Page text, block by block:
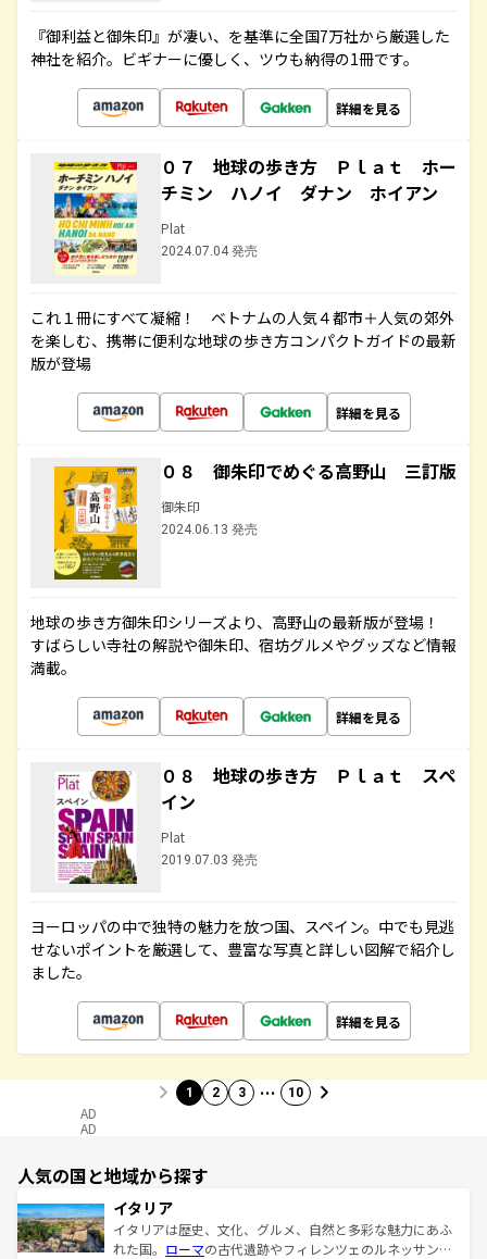
『御利益と御朱印』が凄い、を基準に全国7万社から厳選した
神社を紹介。ビギナーに優しく、ツウも納得の1冊です。
詳細を見る
０７ 地球の歩き方 Ｐｌａｔ ホー
チミン ハノイ ダナン ホイアン
Plat
2024.07.04 発売
これ１冊にすべて凝縮！ ベトナムの人気４都市＋人気の郊外
を楽しむ、携帯に便利な地球の歩き方コンパクトガイドの最新
版が登場
詳細を見る
０８ 御朱印でめぐる高野山 三訂版
御朱印
2024.06.13 発売
地球の歩き方御朱印シリーズより、高野山の最新版が登場！
すばらしい寺社の解説や御朱印、宿坊グルメやグッズなど情報
満載。
詳細を見る
０８ 地球の歩き方 Ｐｌａｔ スペ
イン
Plat
2019.07.03 発売
ヨーロッパの中で独特の魅力を放つ国、スペイン。中でも見逃
せないポイントを厳選して、豊富な写真と詳しい図解で紹介し
ました。
詳細を見る
1 2 3 … 10
AD
AD
人気の国と地域から探す
イタリア
イタリアは歴史、文化、グルメ、自然と多彩な魅力にあふ
れた国。 ローマの古代遺跡やフィレンツェのルネッサンス